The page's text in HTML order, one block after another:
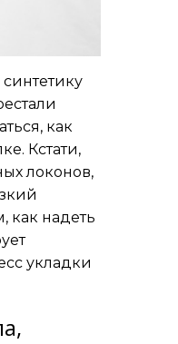
как
Кстати,
локонов,
как надеть
укладки